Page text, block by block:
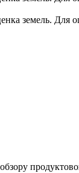
земель. Для